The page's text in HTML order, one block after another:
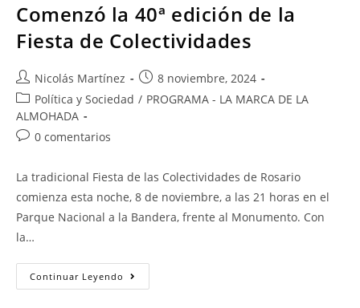
Comenzó la 40ª edición de la
Fiesta de Colectividades
Nicolás Martínez
8 noviembre, 2024
Política y Sociedad / PROGRAMA - LA MARCA DE LA
ALMOHADA
0 comentarios
La tradicional Fiesta de las Colectividades de Rosario
comienza esta noche, 8 de noviembre, a las 21 horas en el
Parque Nacional a la Bandera, frente al Monumento. Con
la…
Continuar Leyendo